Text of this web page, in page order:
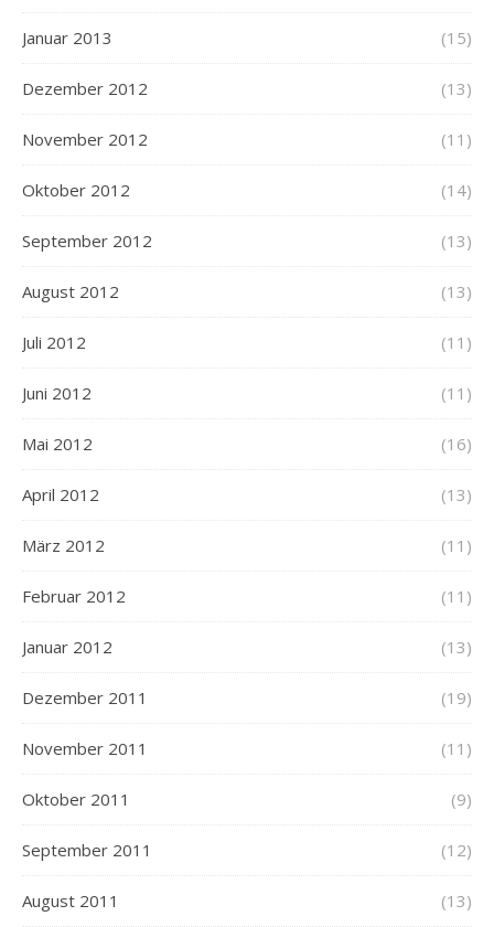
Januar 2013 (15)
Dezember 2012 (13)
November 2012 (11)
Oktober 2012 (14)
September 2012 (13)
August 2012 (13)
Juli 2012 (11)
Juni 2012 (11)
Mai 2012 (16)
April 2012 (13)
März 2012 (11)
Februar 2012 (11)
Januar 2012 (13)
Dezember 2011 (19)
November 2011 (11)
Oktober 2011 (9)
September 2011 (12)
August 2011 (13)